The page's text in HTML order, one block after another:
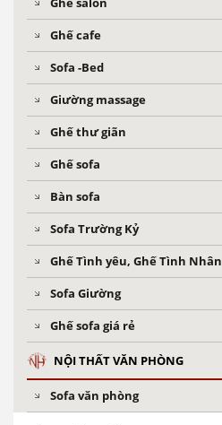
Ghế cafe
Sofa -Bed
Giường massage
Ghế thư giãn
Ghế sofa
Bàn sofa
Sofa Trường Kỷ
Ghế Tình yêu, Ghế Tình Nhân
Sofa Giường
Ghế sofa giá rẻ
NỘI THẤT VĂN PHÒNG
Sofa văn phòng